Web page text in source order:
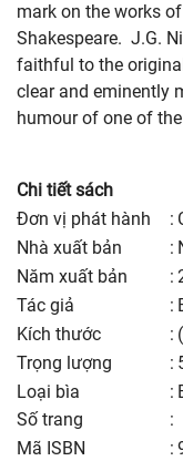
mark on the works
Shakespeare. J.G.
faithful to the
clear and eminently
humour of one of
Chi tiết sách
Đơn vị phát hành
:
nhà xuất bản
:
năm xuất bản
:
Tác giả
:
kích thước
:
trọng lượng
:
Loại bìa
:
số trang
:
Mã ISBN
: